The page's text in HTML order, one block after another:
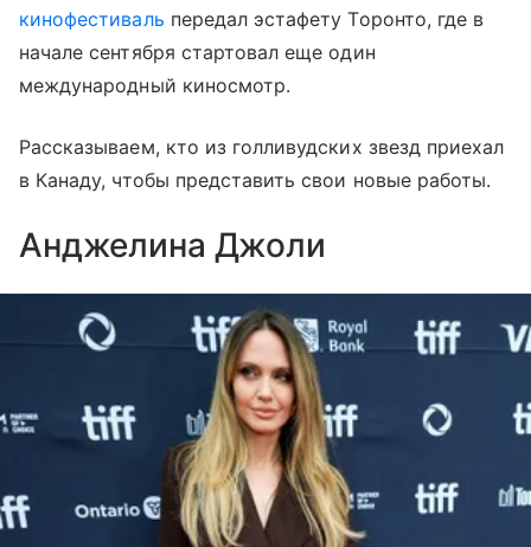
кинофестиваль передал эстафету Торонто, где в
начале сентября стартовал еще один
международный киносмотр.
Рассказываем, кто из голливудских звезд приехал
в Канаду, чтобы представить свои новые работы.
Анджелина Джоли